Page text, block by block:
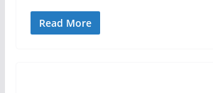
Read More